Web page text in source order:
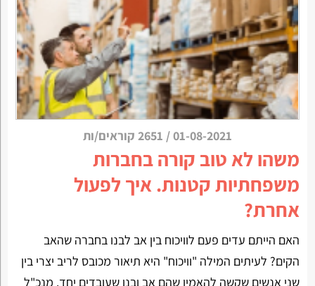
01-08-2021
/ 2651 קוראים/ות
משהו לא טוב קורה בחברות
משפחתיות קטנות. איך לפעול
אחרת?
האם הייתם עדים פעם לוויכוח בין אב לבנו בחברה שהאב
הקים? לעיתים המילה "וויכוח" היא תיאור מכובס לריב יצרי בין
שני אנשים שקשה להאמין שהם אב ובנו שעובדים יחד. מנכ"ל